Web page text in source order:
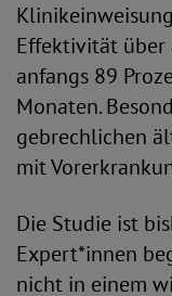
Effektivität
anfangs 89
Monaten.
gebrechlichen
mit
Die Studie ist
Expert*innen
nicht in einem